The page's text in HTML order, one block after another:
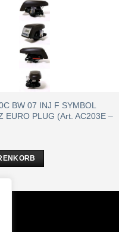
BW 07 INJ F SYMBOL
EURO PLUG (Art. AC203E –